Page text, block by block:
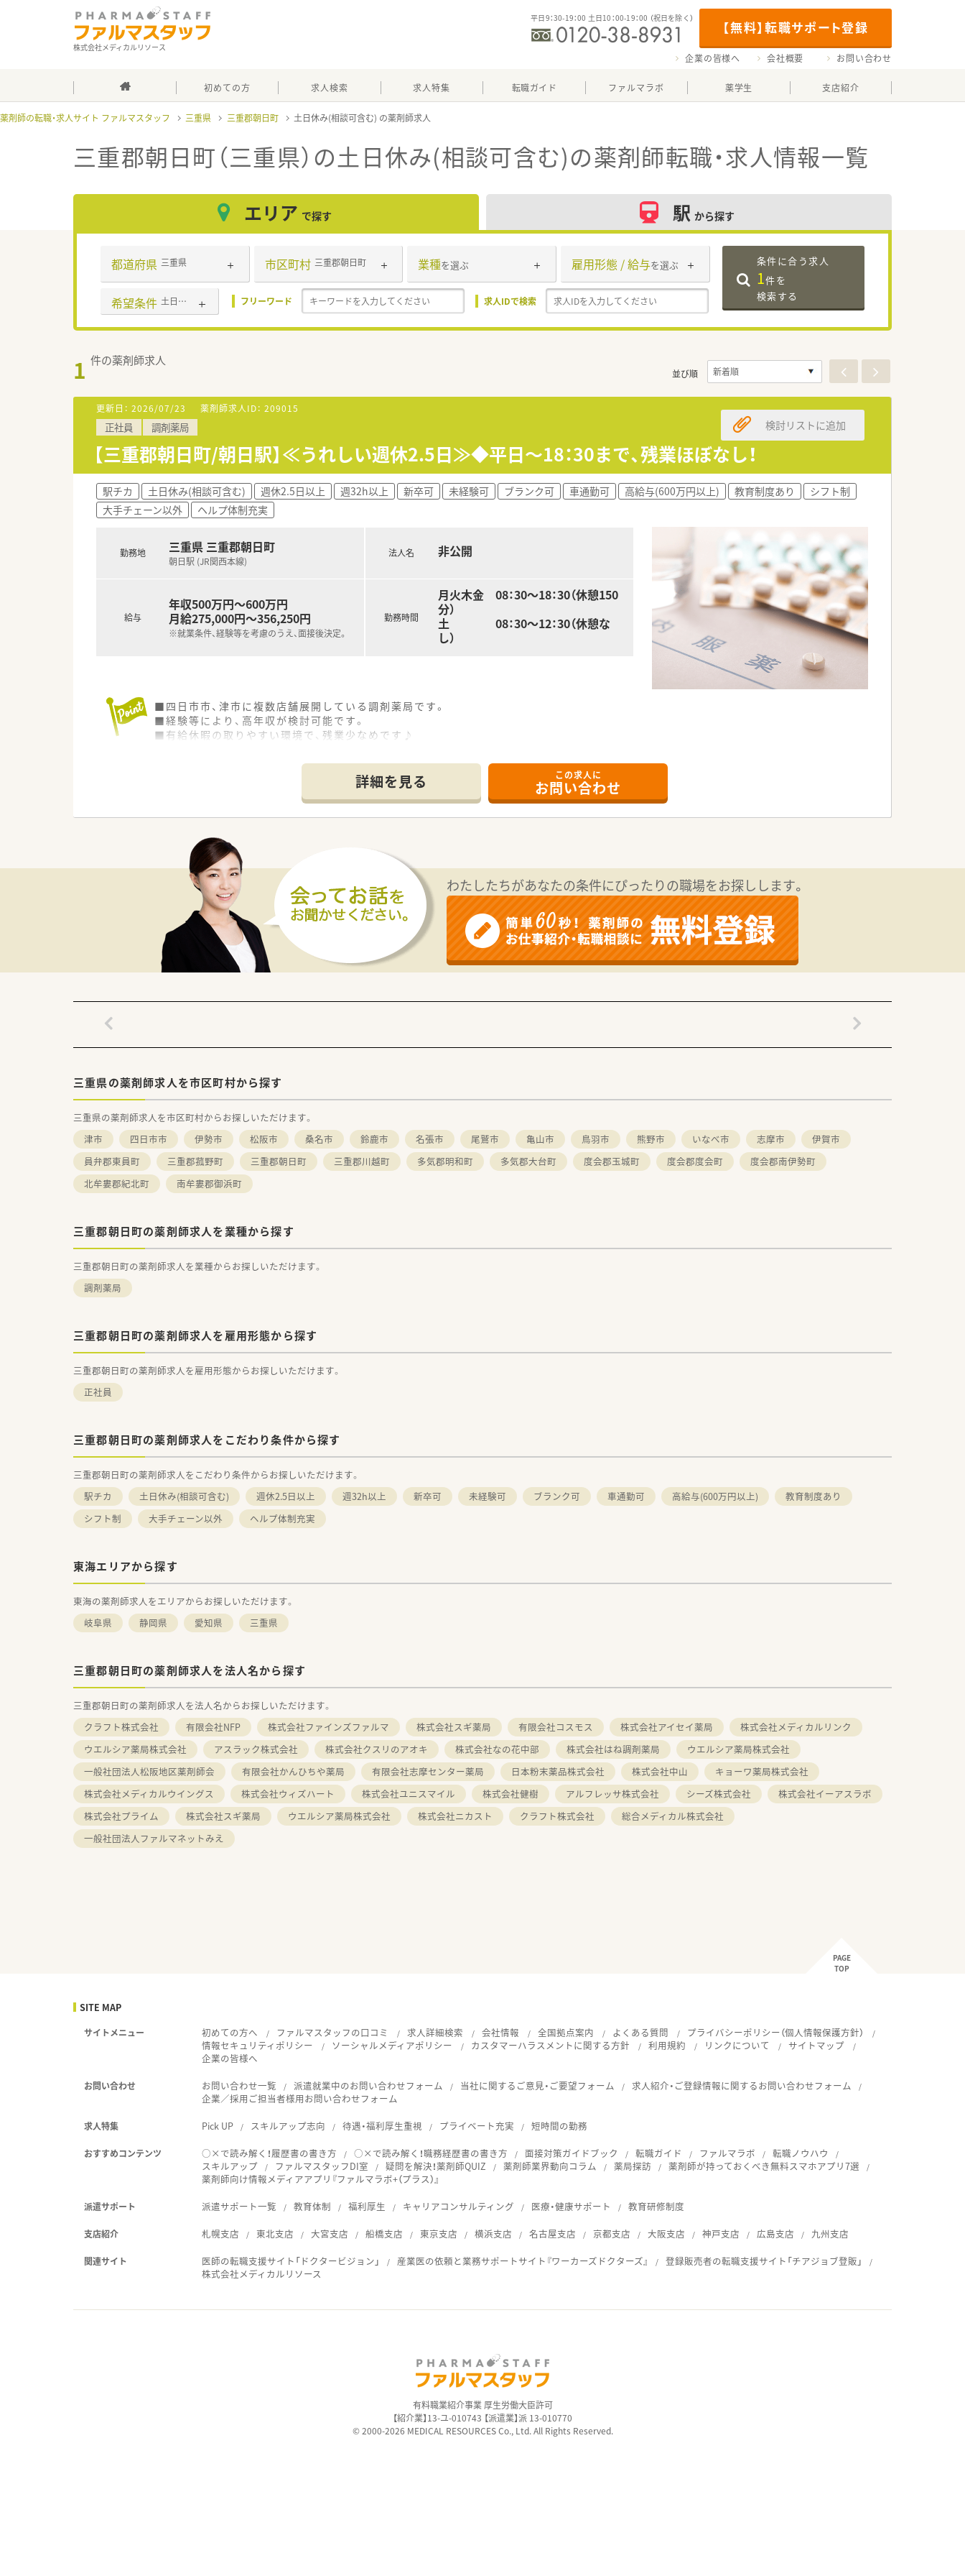
株式会社メディカルリソース
【無料】転職サポート登録
平日9：30-19：00 土日10：00-19：00 （祝日を除く）
企業の皆様へ 会社概要 お問い合わせ
初めての方 求人検索 求人特集 転職ガイド ファルマラボ 薬学生 支店紹介
薬剤師の転職・求人サイト ファルマスタッフ 三重県 三重郡朝日町 土日休み(相談可含む)
三重郡朝日町（三重県）の土日休み(相談可含む)の薬剤師転職・求人情報一覧
エリア で探す 駅 から探す
都道府県 三重県 市区町村 三重郡朝日町 業種を選ぶ 雇用形態 / 給与を選ぶ
希望条件 土日休み(相談可含む) フリーワード 求人IDで検索
条件に合う求人
1件を
検索する
1 件の薬剤師求人
並び順
更新日： 2026/07/23 薬剤師求人ID： 209015
正社員 調剤薬局
【三重郡朝日町/朝日駅】≪うれしい週休2.5日≫◆平日～18：30まで、残業ほぼなし！
検討リストに追加
駅チカ 土日休み(相談可含む) 週休2.5日以上 週32h以上 新卒可 未経験可 ブランク可 車通勤可 高給与(600万円以上) 教育制度あり
シフト制
大手チェーン以外
ヘルプ体制充実
勤務地 三重県 三重郡朝日町
朝日駅 (JR関西本線)
給与
年収500万円～600万円
月給275,000円～356,250円
※就業条件、経験等を考慮のうえ、面接後決定。
法人名 非公開
勤務時間
月火木金 08：30～18：30（休憩150
分）
土 08：30～12：30（休憩な
し）
■四日市市、津市に複数店舗展開している調剤薬局です。
■経験等により、高年収が検討可能です。
■有給休暇の取りやすい環境で、残業少なめです♪
詳細を見る この求人に
お問い合わせ
わたしたちがあなたの条件にぴったりの職場をお探しします。
三重県の薬剤師求人を市区町村から探す
三重県の薬剤師求人を市区町村からお探しいただけます。
津市
四日市市 伊勢市 松阪市 桑名市 鈴鹿市 名張市 尾鷲市 亀山市 鳥羽市 熊野市 いなべ市 志摩市
伊賀市
員弁郡東員町
三重郡菰野町 三重郡朝日町 三重郡川越町 多気郡明和町 多気郡大台町 度会郡玉城町 度会郡度会町
度会郡南伊勢町
北牟婁郡紀北町
南牟婁郡御浜町
三重郡朝日町の薬剤師求人を業種から探す
三重郡朝日町の薬剤師求人を業種からお探しいただけます。
調剤薬局
三重郡朝日町の薬剤師求人を雇用形態から探す
三重郡朝日町の薬剤師求人を雇用形態からお探しいただけます。
正社員
三重郡朝日町の薬剤師求人をこだわり条件から探す
三重郡朝日町の薬剤師求人をこだわり条件からお探しいただけます。
駅チカ
土日休み(相談可含む) 週休2.5日以上 週32h以上 新卒可 未経験可 ブランク可 車通勤可 高給与(600万円以上)
教育制度あり
シフト制
大手チェーン以外 ヘルプ体制充実
東海エリアから探す
東海の薬剤師求人をエリアからお探しいただけます。
岐阜県
静岡県 愛知県 三重県
三重郡朝日町の薬剤師求人を法人名から探す
三重郡朝日町の薬剤師求人を法人名からお探しいただけます。
クラフト株式会社
有限会社NFP 株式会社ファインズファルマ 株式会社スギ薬局 有限会社コスモス 株式会社アイセイ薬局
株式会社メディカルリンク
ウエルシア薬局株式会社
アスラック株式会社 株式会社クスリのアオキ 株式会社なの花中部 株式会社はね調剤薬局
ウエルシア薬局株式会社
一般社団法人松阪地区薬剤師会
有限会社かんひちや薬局 有限会社志摩センター薬局 日本粉末薬品株式会社 株式会社中山
キョーワ薬局株式会社
株式会社メディカルウイングス
株式会社ウィズハート 株式会社ユニスマイル 株式会社健樹 アルフレッサ株式会社 シーズ株式会社
株式会社イーアスラボ
株式会社プライム
株式会社スギ薬局 ウエルシア薬局株式会社 株式会社ニカスト クラフト株式会社
総合メディカル株式会社
一般社団法人ファルマネットみえ
PAGE
TOP
SITE MAP
サイトメニュー 初めての方へ ファルマスタッフの口コミ 求人詳細検索 会社情報 全国拠点案内 よくある質問
プライバシーポリシー（個人情報保護方針）
情報セキュリティポリシー
ソーシャルメディアポリシー カスタマーハラスメントに関する方針 利用規約 リンクについて
サイトマップ
企業の皆様へ
お問い合わせ お問い合わせ一覧 派遣就業中のお問い合わせフォーム 当社に関するご意見・ご要望フォーム
求人紹介・ご登録情報に関するお問い合わせフォーム
企業／採用ご担当者様用お問い合わせフォーム
求人特集 Pick UP スキルアップ志向 待遇・福利厚生重視 プライベート充実 短時間の勤務
おすすめコンテンツ ○×で読み解く！履歴書の書き方 ○×で読み解く！職務経歴書の書き方 面接対策ガイドブック 転職ガイド ファルマラボ
転職ノウハウ
スキルアップ
ファルマスタッフDI室 疑問を解決！薬剤師QUIZ 薬剤師業界動向コラム 薬局探訪
薬剤師が持っておくべき無料スマホアプリ7選
薬剤師向け情報メディアアプリ『ファルマラボ+（プラス）』
派遣サポート 派遣サポート一覧 教育体制 福利厚生 キャリアコンサルティング 医療・健康サポート 教育研修制度
支店紹介 札幌支店 東北支店 大宮支店 船橋支店 東京支店 横浜支店 名古屋支店 京都支店 大阪支店 神戸支店 広島支店 九州支店
関連サイト 医師の転職支援サイト「ドクタービジョン」 産業医の依頼と業務サポートサイト『ワーカーズドクターズ』
登録販売者の転職支援サイト「チアジョブ登販」
株式会社メディカルリソース
有料職業紹介事業 厚生労働大臣許可
【紹介業】13-ユ-010743 【派遣業】派 13-010770
© 2000-2026 MEDICAL RESOURCES Co., Ltd. All Rights Reserved.